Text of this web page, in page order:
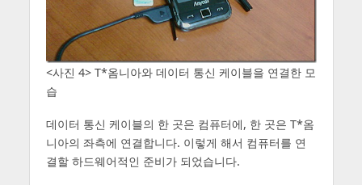
<사진 4> T*옴니아와 데이터 통신 케이블을 연결한 모
습
데이터 통신 케이블의 한 곳은 컴퓨터에, 한 곳은 T*옴
니아의 좌측에 연결합니다. 이렇게 해서 컴퓨터를 연
결할 하드웨어적인 준비가 되었습니다.